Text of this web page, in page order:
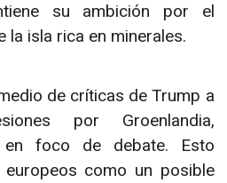
su ambición por el
isla rica en minerales.
de críticas de Trump a
por Groenlandia,
en foco de debate. Esto
como un posible